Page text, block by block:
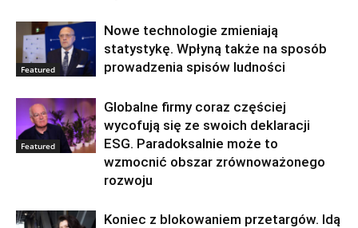
Featured
Nowe technologie zmieniają
statystykę. Wpłyną także na sposób
prowadzenia spisów ludności
Featured
Globalne firmy coraz częściej
wycofują się ze swoich deklaracji
ESG. Paradoksalnie może to
wzmocnić obszar zrównoważonego
rozwoju
Koniec z blokowaniem przetargów. Idą